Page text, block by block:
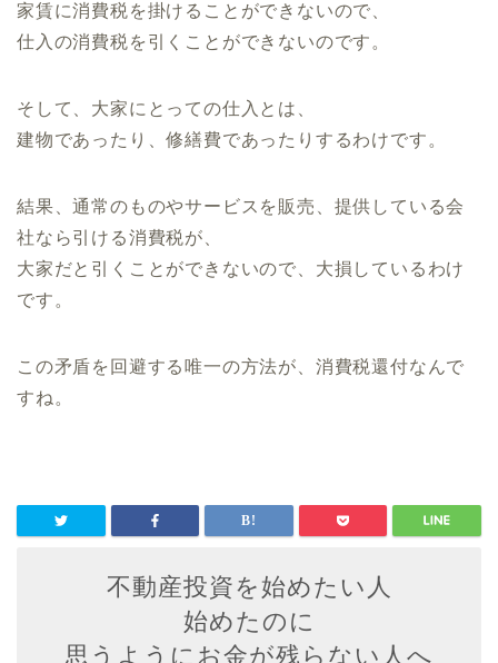
家賃に消費税を掛けることができないので、
仕入の消費税を引くことができないのです。
そして、大家にとっての仕入とは、
建物であったり、修繕費であったりするわけです。
結果、通常のものやサービスを販売、提供している会
社なら引ける消費税が、
大家だと引くことができないので、大損しているわけ
です。
この矛盾を回避する唯一の方法が、消費税還付なんで
すね。
不動産投資を始めたい人
始めたのに
思うようにお金が残らない人へ